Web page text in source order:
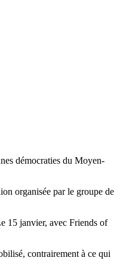
démocraties du Moyen-
organisée par le groupe de
15 janvier, avec Friends of
contrairement à ce qui